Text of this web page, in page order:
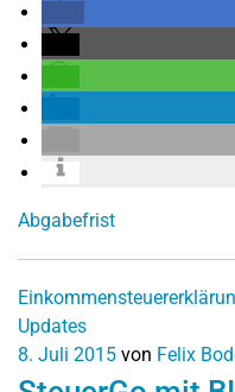
Abgabefrist
Updates
8. Juli 2015 von Felix